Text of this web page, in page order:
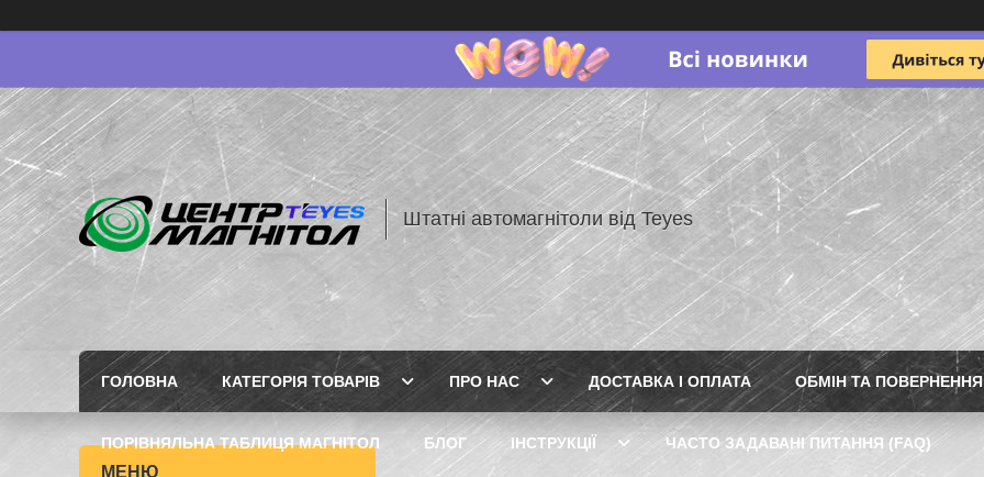
Штатні автомагнітоли від Teyes
ГОЛОВНА КАТЕГОРІЯ ТОВАРІВ ПРО НАС ДОСТАВКА І ОПЛАТА ОБМІН ТА ПОВЕРНЕННЯ
ПОРІВНЯЛЬНА ТАБЛИЦЯ МАГНІТОЛ БЛОГ ІНСТРУКЦІЇ ЧАСТО ЗАДАВАНІ ПИТАННЯ (FAQ)